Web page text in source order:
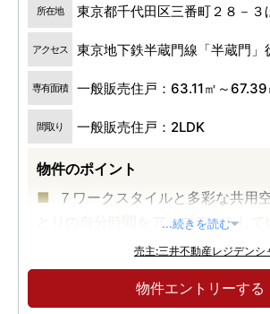
所在地 東京都千代田区三番町２８－３
アクセス 東京地下鉄半蔵門線「半蔵門」
専有面積 一般販売住戸：63.11㎡～67.39
間取り 一般販売住戸：2LDK
物件のポイント
７ワークスタイルと多彩な共用
とりの自分時間をアップデートして
徒歩１０分圏内で３駅５路線が
アクセス
車寄せ、ダブルエントランス、
...続きを読む
売主:三井不動産レジデン
物件エントリーする